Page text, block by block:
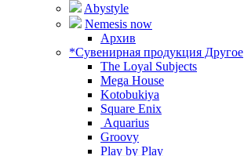
Abystyle
Nemesis now
Архив
*Сувенирная продукция Другое
The Loyal Subjects
Mega House
Kotobukiya
Square Enix
Aquarius
Groovy
Play by Play